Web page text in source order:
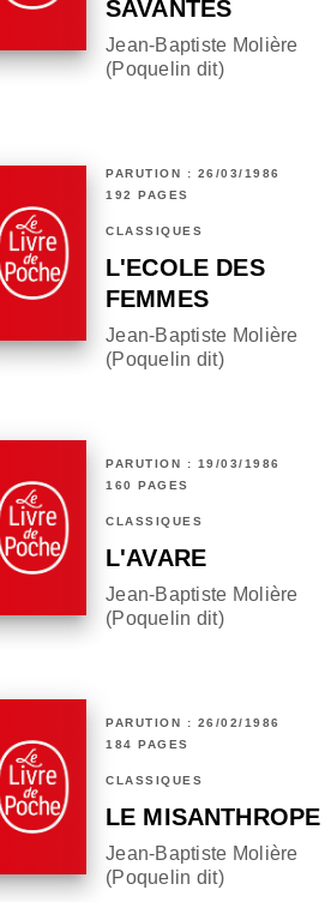
SAVANTES
Jean-Baptiste Molière
(Poquelin dit)
PARUTION : 26/03/1986
192 PAGES
CLASSIQUES
L'ECOLE DES
FEMMES
Jean-Baptiste Molière
(Poquelin dit)
PARUTION : 19/03/1986
160 PAGES
CLASSIQUES
L'AVARE
Jean-Baptiste Molière
(Poquelin dit)
PARUTION : 26/02/1986
184 PAGES
CLASSIQUES
LE MISANTHROPE
Jean-Baptiste Molière
(Poquelin dit)